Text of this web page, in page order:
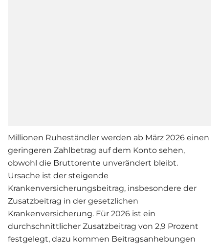
Millionen Ruheständler werden ab März 2026 einen
geringeren Zahlbetrag auf dem Konto sehen,
obwohl die Bruttorente unverändert bleibt.
Ursache ist der steigende
Krankenversicherungsbeitrag, insbesondere der
Zusatzbeitrag in der gesetzlichen
Krankenversicherung. Für 2026 ist ein
durchschnittlicher Zusatzbeitrag von 2,9 Prozent
festgelegt, dazu kommen Beitragsanhebungen